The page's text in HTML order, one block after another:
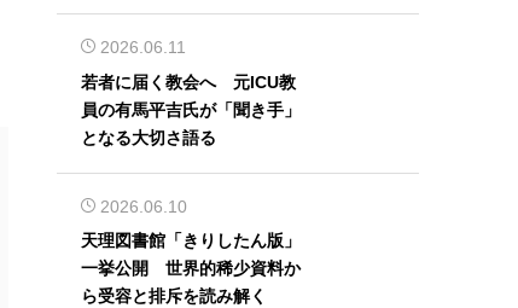
2026.06.11
若者に届く教会へ 元ICU教
員の有馬平吉氏が「聞き手」
となる大切さ語る
2026.06.10
天理図書館「きりしたん版」
一挙公開 世界的稀少資料か
ら受容と排斥を読み解く